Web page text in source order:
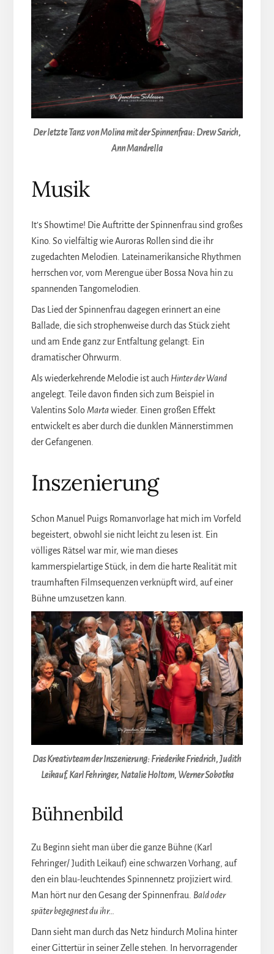
Der letzte Tanz von Molina mit der Spinnenfrau: Drew Sarich,
Ann Mandrella
Musik
It’s Showtime! Die Auftritte der Spinnenfrau sind großes
Kino. So vielfältig wie Auroras Rollen sind die ihr
zugedachten Melodien. Lateinamerikansiche Rhythmen
herrschen vor, vom Merengue über Bossa Nova hin zu
spannenden Tangomelodien.
Das Lied der Spinnenfrau dagegen erinnert an eine
Ballade, die sich strophenweise durch das Stück zieht
und am Ende ganz zur Entfaltung gelangt: Ein
dramatischer Ohrwurm.
Als wiederkehrende Melodie ist auch Hinter der Wand
angelegt. Teile davon finden sich zum Beispiel in
Valentins Solo Martawieder. Einen großen Effekt
entwickelt es aber durch die dunklen Männerstimmen
der Gefangenen.
Inszenierung
Schon Manuel Puigs Romanvorlage hat mich im Vorfeld
begeistert, obwohl sie nicht leicht zu lesen ist. Ein
völliges Rätsel war mir, wie man dieses
kammerspielartige Stück, in dem die harte Realität mit
traumhaften Filmsequenzen verknüpft wird, auf einer
Bühne umzusetzen kann.
Das Kreativteam der Inszenierung: Friederike Friedrich, Judith
Leikauf, Karl Fehringer, Natalie Holtom, Werner Sobotka
Bühnenbild
Zu Beginn sieht man über die ganze Bühne (Karl
Fehringer/ Judith Leikauf) eine schwarzen Vorhang, auf
den ein blau-leuchtendes Spinnennetz projiziert wird.
Man hört nur den Gesang der Spinnenfrau. Bald oder
später begegnest du ihr…
Dann sieht man durch das Netz hindurch Molina hinter
einer Gittertür in seiner Zelle stehen. In hervorragender